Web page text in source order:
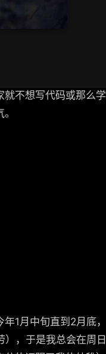
不想写代码或那么学
1月中旬直到2月底，
，于是我总会在周日